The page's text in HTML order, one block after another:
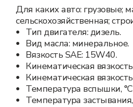
Для каких авто: грузовые;
сельскохозяйственная;
Тип двигателя: дизель.
Вид масла: минеральное.
Вязкость SAE: 15W40.
Кинематическая
Кинематическая
Температура вспышки,
Температура